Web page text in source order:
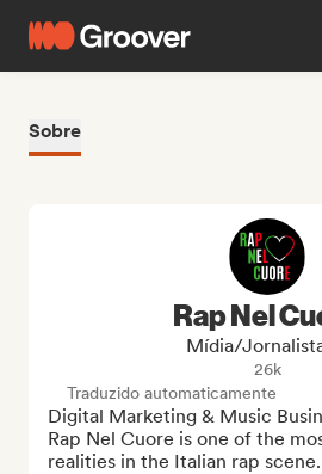
Sobre
Rap Nel
Mídia/
26k
Traduzido automaticamente
Digital Marketing & Music
Rap Nel Cuore is one of the
realities in the Italian rap scene.